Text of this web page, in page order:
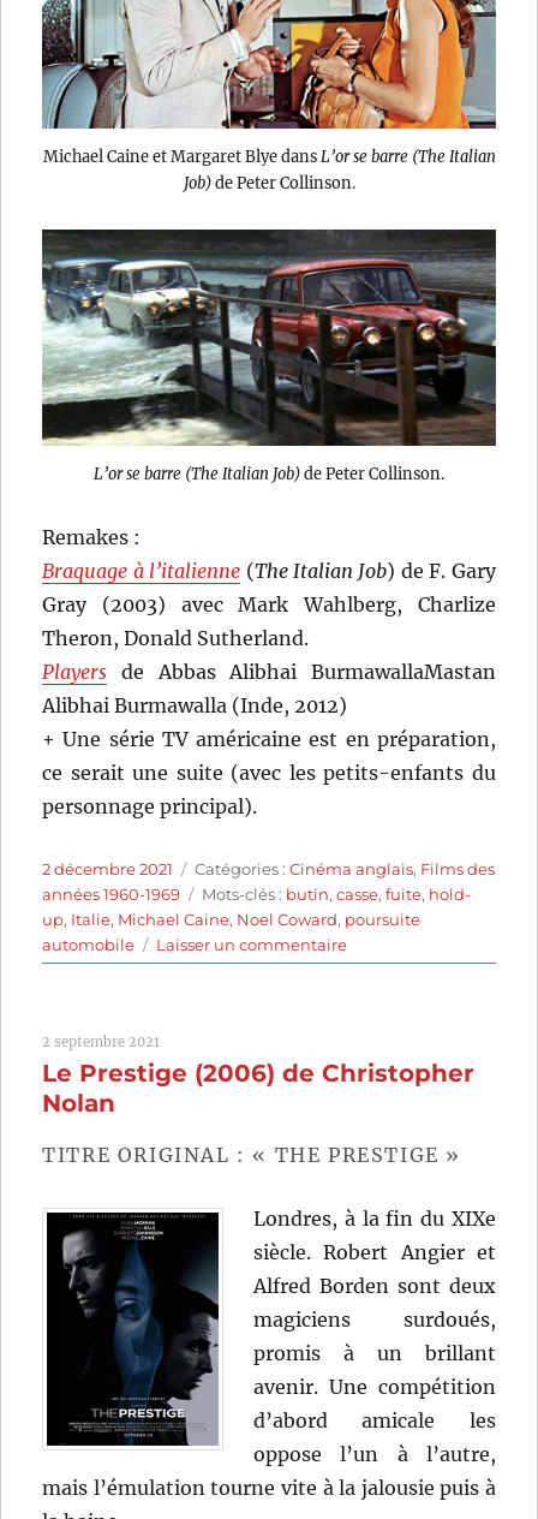
Michael Caine et Margaret Blye dansL’or se barre (The Italian
Job)de Peter Collinson.
L’or se barre (The Italian Job)de Peter Collinson.
Remakes :
Braquage à l’italienne (The Italian Job) de F. Gary
Gray (2003) avec Mark Wahlberg, Charlize
Theron, Donald Sutherland.
Players de Abbas Alibhai BurmawallaMastan
Alibhai Burmawalla (Inde, 2012)
+ Une série TV américaine est en préparation,
ce serait une suite (avec les petits-enfants du
personnage principal).
Publié
le
2 décembre 2021 Catégories
Catégories :Cinéma anglais, Films des
années 1960-1969
Étiquettes
Mots-clés : butin,casse,fuite, hold-
up, Italie, Michael Caine, Noel Coward, poursuite
automobile
Laisser un commentairesur
L’or
de
2 septembre 2021
Le Prestige (2006) de Christopher
Nolan
TITRE ORIGINAL : « THE PRESTIGE »
Londres, à la fin du XIXe
siècle. Robert Angier et
Alfred Borden sont deux
magiciens surdoués,
promis à un brillant
avenir. Une compétition
d’abord amicale les
oppose l’un à l’autre,
mais l’émulation tourne vite à la jalousie puis à